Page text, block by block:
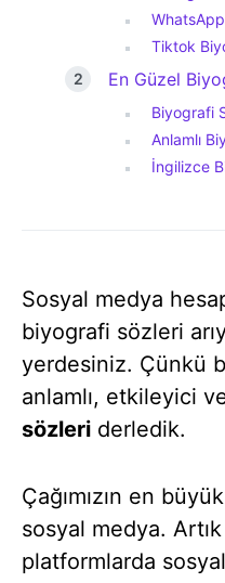
Tiktok
En Güzel
Biyografi
Anlamlı
İngilizce
Sosyal medya
biyografi sözleri
yerdesiniz. Çünkü
anlamlı, etkileyici
sözleri derledik.
Çağımızın en
sosyal medya.
platformlarda